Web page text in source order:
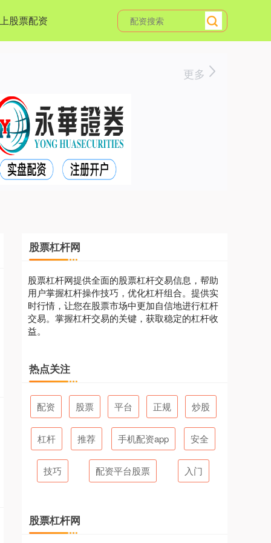
股票配资
更多
股票杠杆网
股票杠杆网提供全面的股票杠杆交易信息，帮助
用户掌握杠杆操作技巧，优化杠杆组合。提供实
时行情，让您在股票市场中更加自信地进行杠杆
交易。掌握杠杆交易的关键，获取稳定的杠杆收
益。
热点关注
配资 股票 平台 正规 炒股
杠杆 推荐 手机配资app 安全
技巧 配资平台股票 入门
股票杠杆网